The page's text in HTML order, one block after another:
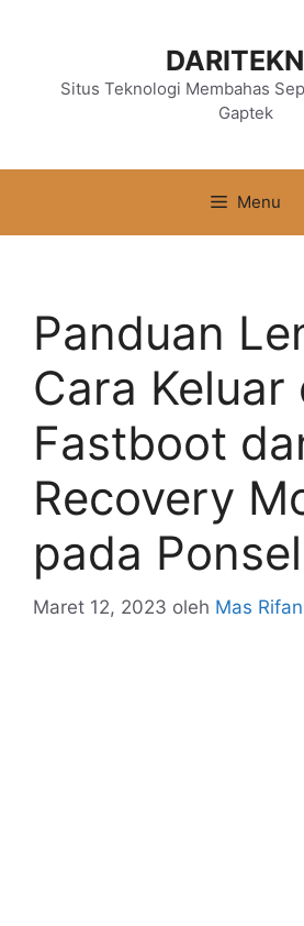
Situs Teknologi Membahas
Gaptek
Menu
Panduan
Cara Keluar
Fastboot
Recovery
pada
Maret 12, 2023 oleh Mas Rifan